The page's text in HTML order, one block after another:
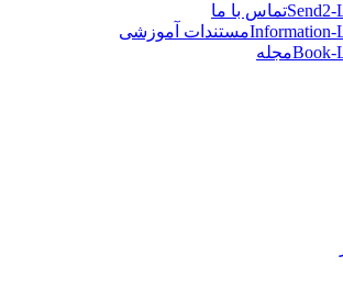
تماس با ما
مستندات آموزشی
مجله